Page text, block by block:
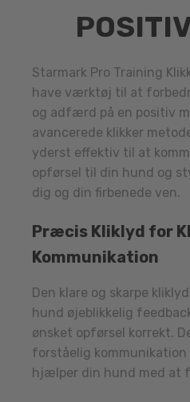
Starmark Pro Training
have værktøj til at
og adfærd på en positiv
avancerede klikker
yderst effektiv til at
opførsel til din hund og
dig og din firbenede ven.
Præcis Kliklyd for
Kommunikation
Den klare og skarpe
hund øjeblikkelig
ønsket opførsel korrekt.
forståelig
hjælper din hund med at